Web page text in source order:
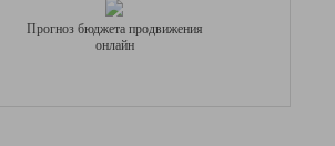
Прогноз бюджета продвижения
онлайн